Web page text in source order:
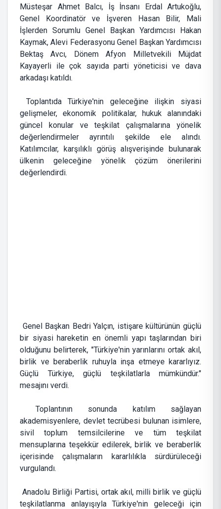
Müsteşar Ahmet Balcı, İş İnsanı Erdal Artukoğlu,
Genel Koordinatör ve İşveren Hasan Bilir, Mali
İşlerden Sorumlu Genel Başkan Yardımcısı Hakan
Kaymak, Alevi Federasyonu Genel Başkan Yardımcısı
Bektaş Avcı, Dönem Afyon Milletvekili Müjdat
Kayayerli ile çok sayıda parti yöneticisi ve dava
arkadaşı katıldı.
Toplantıda Türkiye'nin geleceğine ilişkin siyasi
gelişmeler, ekonomik politikalar, hukuk alanındaki
güncel konular ve teşkilat çalışmalarına yönelik
değerlendirmeler ayrıntılı şekilde ele alındı.
Katılımcılar, karşılıklı görüş alışverişinde bulunarak
ülkenin geleceğine yönelik çözüm önerilerini
değerlendirdi.
Genel Başkan Bedri Yalçın, istişare kültürünün güçlü
bir siyasi hareketin en önemli yapı taşlarından biri
olduğunu belirterek, "Türkiye'nin yarınlarını ortak akıl,
birlik ve beraberlik ruhuyla inşa etmeye kararlıyız.
Güçlü Türkiye, güçlü teşkilatlarla mümkündür."
mesajını verdi.
Toplantının sonunda katılım sağlayan
akademisyenlere, devlet tecrübesi bulunan isimlere,
sivil toplum temsilcilerine ve tüm teşkilat
mensuplarına teşekkür edilerek, birlik ve beraberlik
içerisinde çalışmaların kararlılıkla sürdürüleceği
vurgulandı.
Anadolu Birliği Partisi, ortak akıl, milli birlik ve güçlü
teşkilatlanma anlayışıyla Türkiye'nin geleceği için